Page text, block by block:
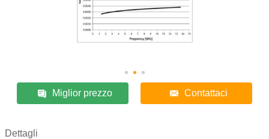
Miglior prezzo Contattaci
Dettagli